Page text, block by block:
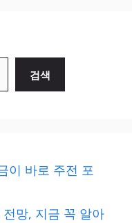
검색
이 바로 주전 포
망, 지금 꼭 알아